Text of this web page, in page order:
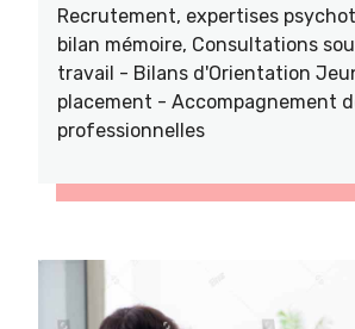
Recrutement, expertises
bilan mémoire, Consultations
travail - Bilans d'Orientation
placement - Accompagnement
professionnelles